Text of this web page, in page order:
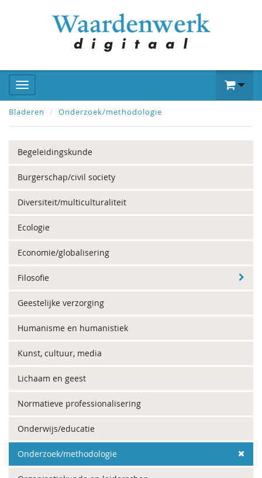
Bladeren Onderzoek/methodologie
Begeleidingskunde
Burgerschap/civil society
Diversiteit/multiculturaliteit
Ecologie
Economie/globalisering
Filosofie
Geestelijke verzorging
Humanisme en humanistiek
Kunst, cultuur, media
Lichaam en geest
Normatieve professionalisering
Onderwijs/educatie
Onderzoek/methodologie